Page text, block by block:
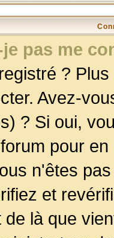
pas me
?
Avez-
? Si oui,
pour
n'êtes
et
là que